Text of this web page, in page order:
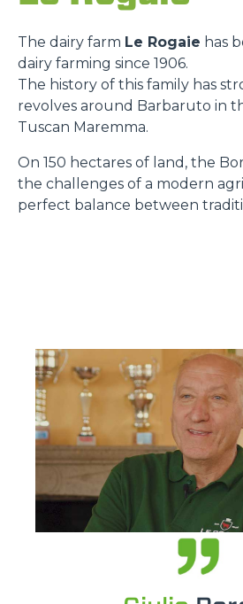
The dairy farm Le Rogaie has
dairy farming since 1906.
The history of this family has
revolves around Barbaruto in
Tuscan Maremma.
On 150 hectares of land, the
the challenges of a modern
perfect balance between